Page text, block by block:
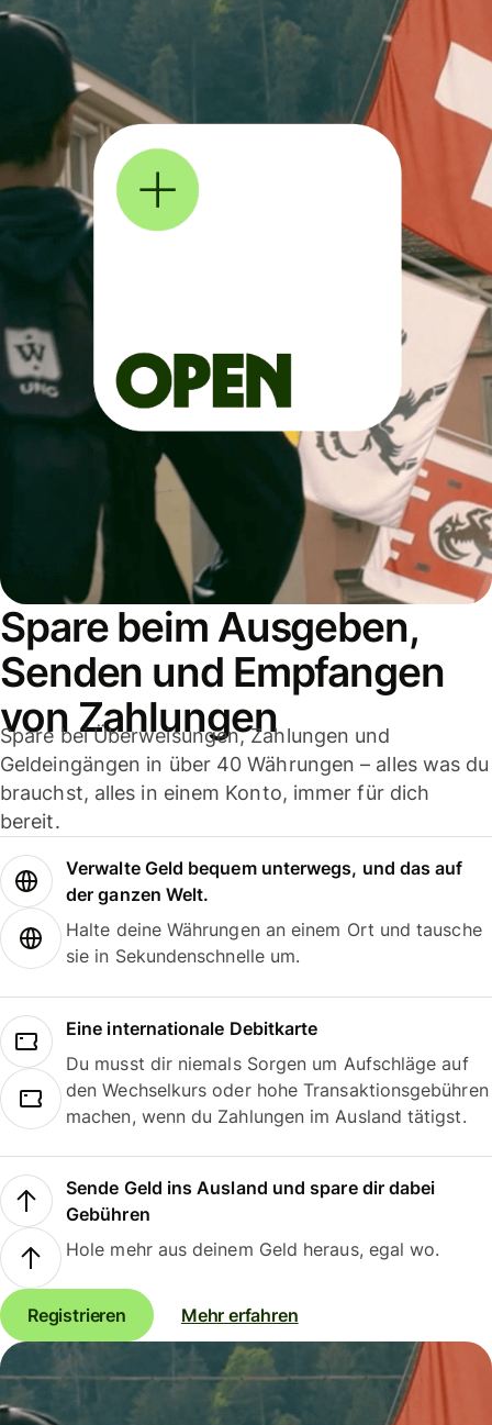
Spare beim Ausgeben,
Senden und Empfangen
von Zahlungen
Spare bei Überweisungen, Zahlungen und
Geldeingängen in über 40 Währungen – alles was du
brauchst, alles in einem Konto, immer für dich
bereit.
Verwalte Geld bequem unterwegs, und das auf
der ganzen Welt.
Halte deine Währungen an einem Ort und tausche
sie in Sekundenschnelle um.
Eine internationale Debitkarte
Du musst dir niemals Sorgen um Aufschläge auf
den Wechselkurs oder hohe Transaktionsgebühren
machen, wenn du Zahlungen im Ausland tätigst.
Sende Geld ins Ausland und spare dir dabei
Gebühren
Hole mehr aus deinem Geld heraus, egal wo.
Registrieren Mehr erfahren